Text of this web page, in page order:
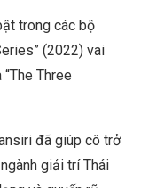
trong các bộ
(2022) vai
Three
đã giúp cô trở
giải trí Thái